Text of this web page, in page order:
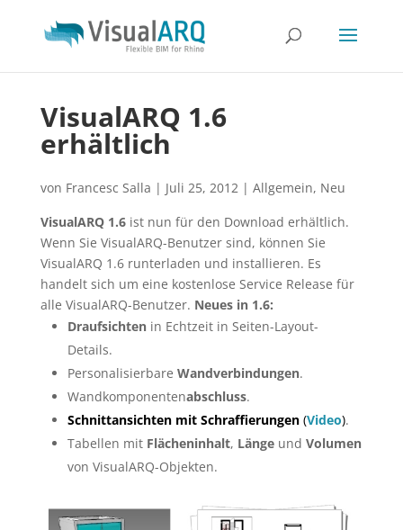
VisualARQ 1.6
erhältlich
von Francesc Salla | Juli 25, 2012| Allgemein, Neu
VisualARQ 1.6ist nun für den Download erhältlich.
Wenn Sie VisualARQ-Benutzer sind, können Sie
VisualARQ 1.6 runterladen und installieren. Es
handelt sich um eine kostenlose Service Release für
alle VisualARQ-Benutzer. Neues in 1.6:
Draufsichtenin Echtzeit in Seiten-Layout-
Details.
Personalisierbare Wandverbindungen.
Wandkomponentenabschluss.
Schnittansichten mit Schraffierungen (Video).
Tabellen mit Flächeninhalt, Längeund Volumen
von VisualARQ-Objekten.